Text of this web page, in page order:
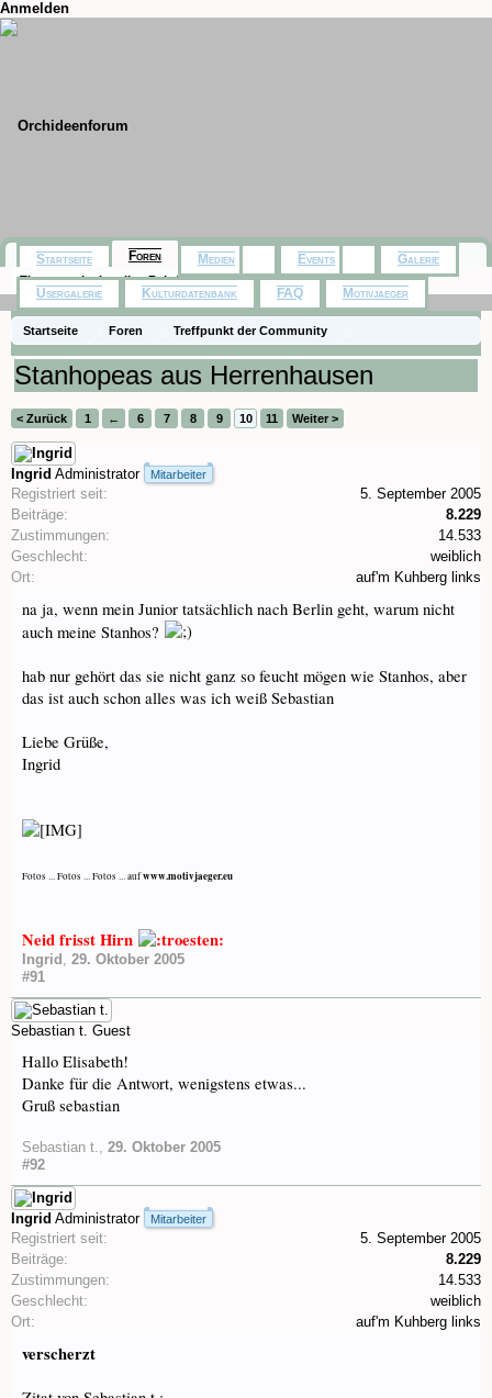
Anmelden
Startseite Foren
Treffpunkt der Community
Orchideenfotos (Naturformen)
Stanhopeas aus Herrenhausen
< Zurück 1 ← 6 7 8 9 10 11 Weiter >
Ingrid Administrator Mitarbeiter
Registriert seit:
5. September 2005
Beiträge:
8.229
Zustimmungen:
14.533
Geschlecht:
weiblich
Ort:
auf'm Kuhberg links
na ja, wenn mein Junior tatsächlich nach Berlin geht, warum nicht
auch meine Stanhos?
hab nur gehört das sie nicht ganz so feucht mögen wie Stanhos, aber
das ist auch schon alles was ich weiß Sebastian
Liebe Grüße,
Ingrid
Fotos ... Fotos ... Fotos ... aufwww.motivjaeger.eu
Neid frisst Hirn
Ingrid , 29. Oktober 2005
#91
Sebastian t. Guest
Hallo Elisabeth!
Danke für die Antwort, wenigstens etwas...
Gruß sebastian
Sebastian t., 29. Oktober 2005
#92
Ingrid Administrator Mitarbeiter
Registriert seit:
5. September 2005
Beiträge:
8.229
Zustimmungen:
14.533
Geschlecht:
weiblich
Ort:
auf'm Kuhberg links
verscherzt
Startseite Foren
Themen mit aktuellen Beiträgen
Medien Events Galerie
Usergalerie Kulturdatenbank FAQ Motivjaeger